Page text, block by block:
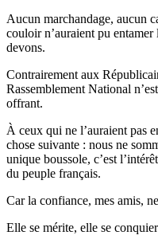
Aucun marchandage, aucun
couloir n’auraient pu entamer
devons.
Contrairement aux
Rassemblement National
offrant.
À ceux qui ne l’auraient pas
chose suivante : nous ne
unique boussole, c’est
du peuple français.
Car la confiance, mes amis,
Elle se mérite, elle se